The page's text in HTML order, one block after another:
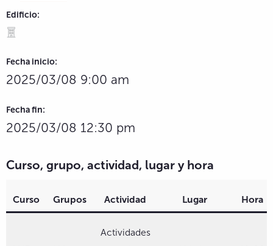
Edificio:
Fecha inicio:
2025/03/08 9:00 am
Fecha fin:
2025/03/08 12:30 pm
Curso, grupo, actividad, lugar y hora
Curso Grupos Actividad Lugar Hora
Actividades